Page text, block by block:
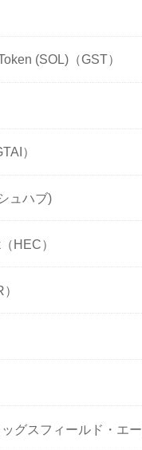
(SOL)（GST）
）
ュハブ)
HEC）
グスフィールド・エ